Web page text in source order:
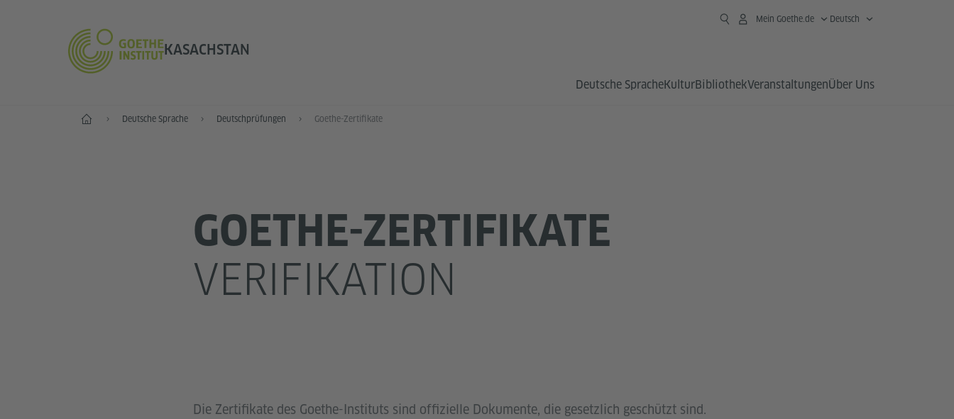
KASACHSTAN
Mein Goethe.de Deutsch
Deutsche SpracheKulturBibliothekVeranstaltungenÜber Uns
Start Deutsche Sprache Deutschprüfungen Goethe-Zertifikate
GOETHE-ZERTIFIKATE
VERIFIKATION
Die Zertifikate des Goethe-Instituts sind offizielle Dokumente, die gesetzlich geschützt sind.